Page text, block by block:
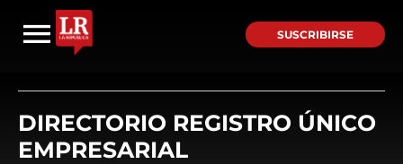
SUSCRIBIRSE
DIRECTORIO REGISTRO ÚNICO
EMPRESARIAL